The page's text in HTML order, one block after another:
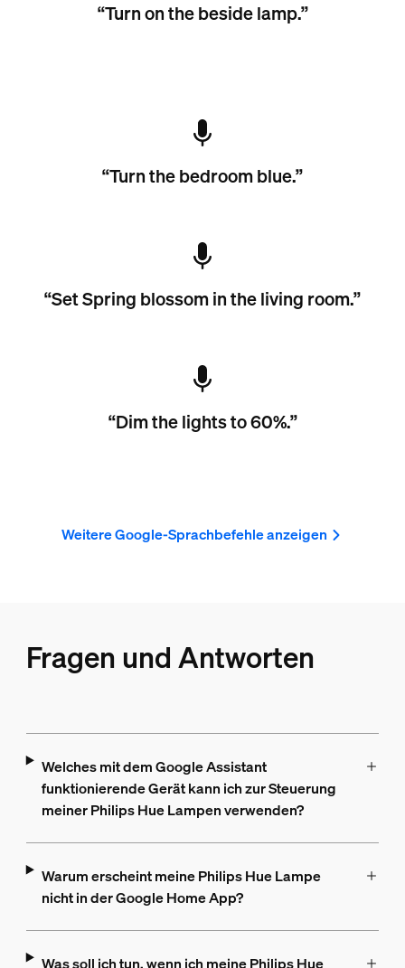
“Turn on the beside lamp.”
“Turn the bedroom blue.”
“Set Spring blossom in the living room.”
“Dim the lights to 60%.”
Weitere Google-Sprachbefehle anzeigen
Fragen und Antworten
Welches mit dem Google Assistant
funktionierende Gerät kann ich zur Steuerung
meiner Philips Hue Lampen verwenden?
Warum erscheint meine Philips Hue Lampe
nicht in der Google Home App?
Was soll ich tun, wenn ich meine Philips Hue